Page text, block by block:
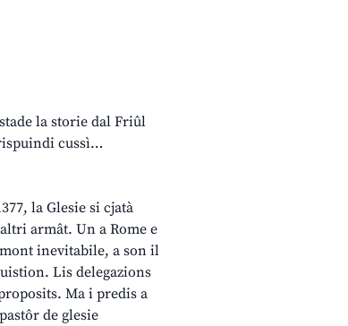
la storie dal Friûl
cussì…
la Glesie si cjatà
armât. Un a Rome e
inevitabile, a son il
Lis delegazions
Ma i predis a
de glesie